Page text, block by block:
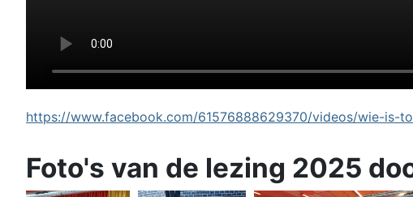
https://www.facebook.com/61576888629370/videos/wie-is-
Foto's van de lezing 2025